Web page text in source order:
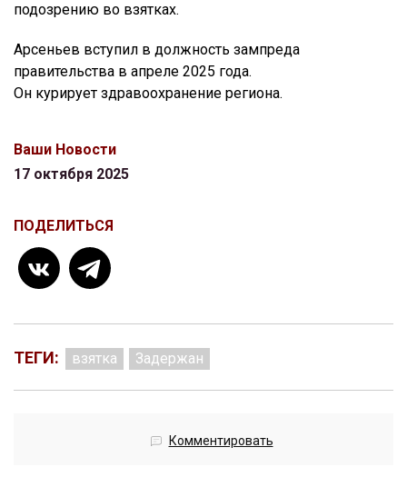
подозрению во взятках.
Арсеньев вступил в должность зампреда
правительства в апреле 2025 года.
Он курирует здравоохранение региона.
Ваши Новости
17 октября 2025
ПОДЕЛИТЬСЯ
ТЕГИ: взятка Задержан
Комментировать